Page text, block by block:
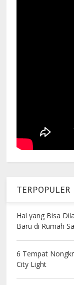
Hal yang Bisa
Baru di Rumah
6 Tempat
City Light